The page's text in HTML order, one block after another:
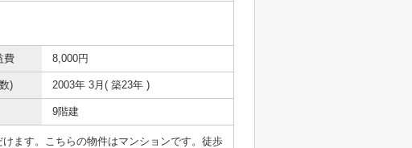
費 8,000円
) 2003年 3月( 築23年 )
9階建
ます。こちらの物件はマンションです。徒歩